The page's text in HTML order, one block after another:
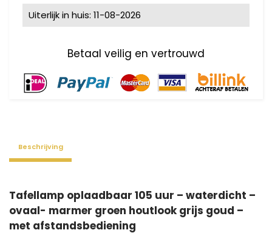
Uiterlijk in huis: 11-08-2026
Beschrijving
Tafellamp oplaadbaar 105 uur – waterdicht –
ovaal- marmer groen houtlook grijs goud –
met afstandsbediening